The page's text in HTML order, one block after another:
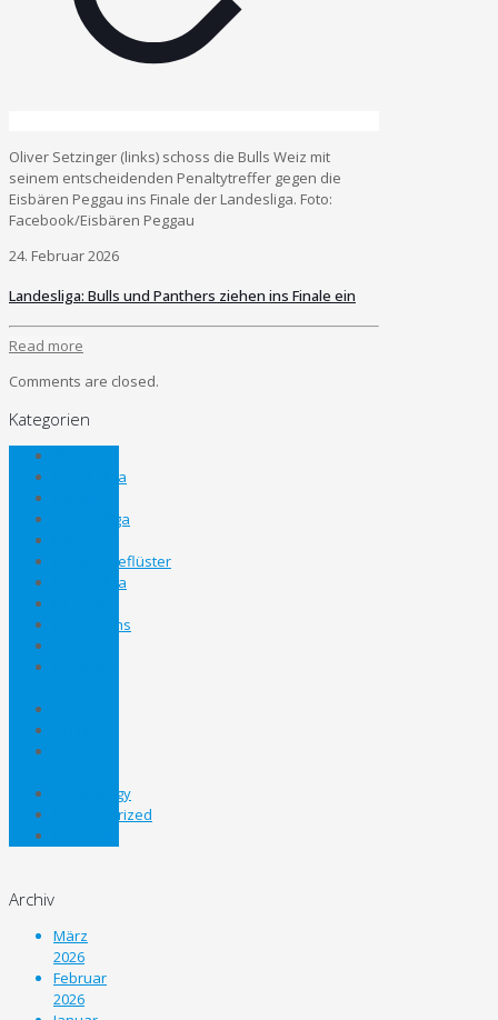
Oliver Setzinger (links) schoss die Bulls Weiz mit
seinem entscheidenden Penaltytreffer gegen die
Eisbären Peggau ins Finale der Landesliga. Foto:
Facebook/Eisbären Peggau
24. Februar 2026
Landesliga: Bulls und Panthers ziehen ins Finale ein
Read more
Comments are closed.
Kategorien
Bezirksliga
Gebietsliga
Kabinengeflüster
Landesliga
Nachwuchs
Technology
Uncategorized
Archiv
März
2026
Februar
2026